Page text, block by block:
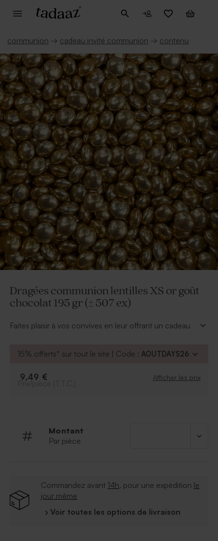
communion → cadeau invité communion → contenu
Dragées communion lentilles XS or goût
chocolat 195 gr (± 507 ex)
Faites plaisir à vos convives en leur offrant un cadeau
contenants.
baptême lentilles or métallique, sont composés de
A retenir
* Format : 1.1 x 1.1 x 0.6 cm
E901 E903 E904, colorants E141 E172. Contien du
lait, soja et poisson. Peut contenir des traces de fruits à
coque
* À conserver à l'abri de l'humidité, entre 12 et 20°C
15% offerts* sur tout le site | Code : AOUTDAYS26
9,49 € Afficher les prix
Montant
Par pièce
Commandez avant 14h, pour une expédition le
jour même
› Voir toutes les options de livraison